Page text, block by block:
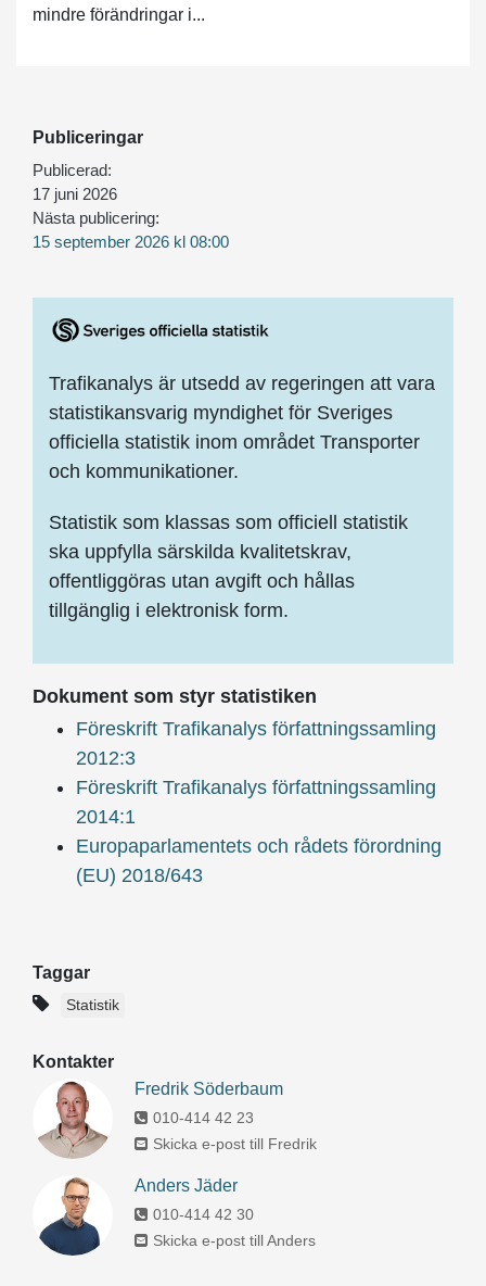
mindre förändringar i...
Publiceringar
Publicerad:
17 juni 2026
Nästa publicering:
15 september 2026 kl 08:00
Trafikanalys är utsedd av regeringen att vara
statistikansvarig myndighet för Sveriges
officiella statistik inom området Transporter
och kommunikationer.
Statistik som klassas som officiell statistik
ska uppfylla särskilda kvalitetskrav,
offentliggöras utan avgift och hållas
tillgänglig i elektronisk form.
Dokument som styr statistiken
Föreskrift Trafikanalys författningssamling
2012:3
Föreskrift Trafikanalys författningssamling
2014:1
Europaparlamentets och rådets förordning
(EU) 2018/643
Taggar
Statistik
Kontakter
Fredrik Söderbaum
010-414 42 23
Skicka e-post till Fredrik
Anders Jäder
010-414 42 30
Skicka e-post till Anders